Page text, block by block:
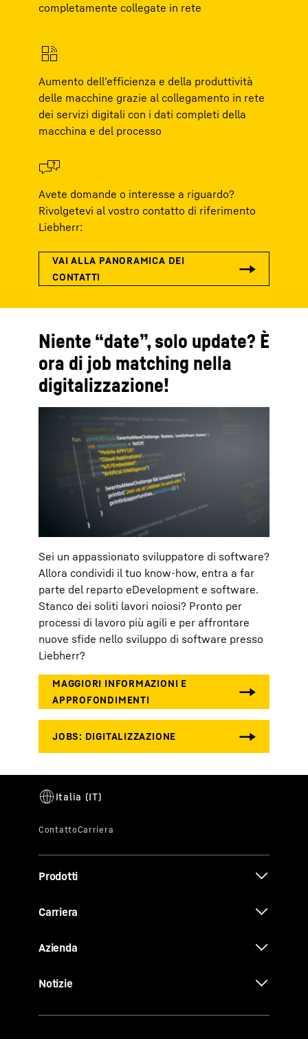
completamente collegate in rete
Aumento dell’efficienza e della produttività
delle macchine grazie al collegamento in rete
dei servizi digitali con i dati completi della
macchina e del processo
Avete domande o interesse a riguardo?
Rivolgetevi al vostro contatto di riferimento
Liebherr:
Niente “date”, solo update? È
ora di job matching nella
digitalizzazione!
Sei un appassionato sviluppatore di software?
Allora condividi il tuo know-how, entra a far
parte del reparto eDevelopment e software.
Stanco dei soliti lavori noiosi? Pronto per
processi di lavoro più agili e per affrontare
nuove sfide nello sviluppo di software presso
Liebherr?
Prodotti
Carriera
Azienda
Notizie